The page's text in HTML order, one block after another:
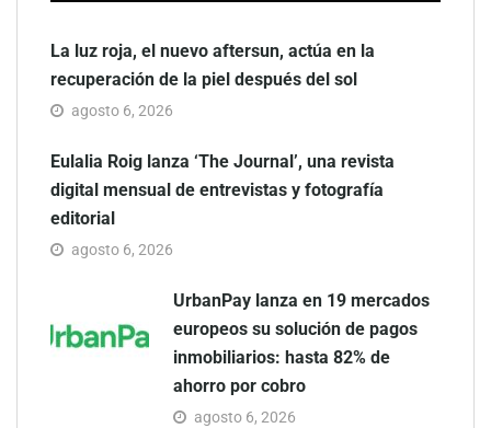
La luz roja, el nuevo aftersun, actúa en la
recuperación de la piel después del sol
agosto 6, 2026
Eulalia Roig lanza ‘The Journal’, una revista
digital mensual de entrevistas y fotografía
editorial
agosto 6, 2026
UrbanPay lanza en 19 mercados
europeos su solución de pagos
inmobiliarios: hasta 82% de
ahorro por cobro
agosto 6, 2026